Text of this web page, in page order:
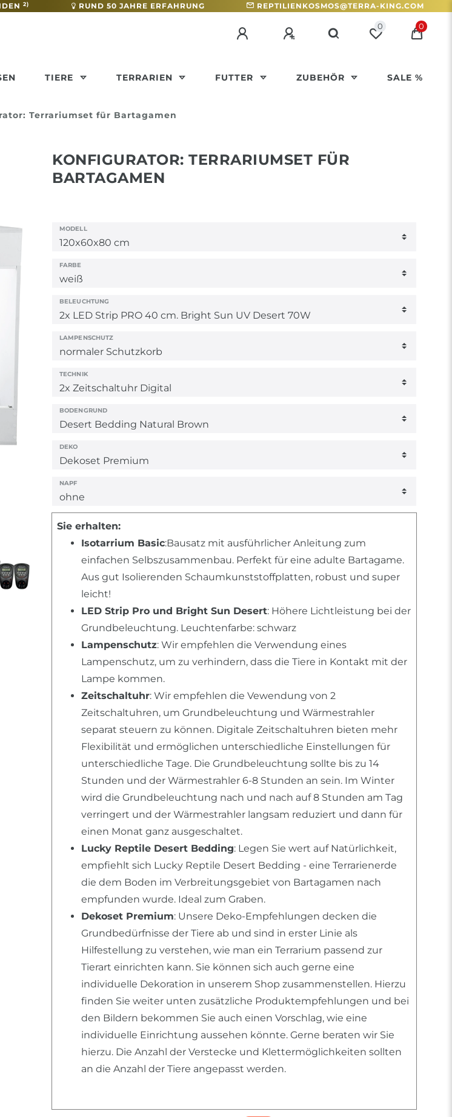
2) RUND 50 JAHRE ERFAHRUNG REPTILIENKOSMOS@TERRA-KING.COM
0 0
TIERE TERRARIEN FUTTER ZUBEHÖR SALE %
Terrariumset für Bartagamen
KONFIGURATOR: TERRARIUMSET FÜR
BARTAGAMEN
MODELL
FARBE
BELEUCHTUNG
LAMPENSCHUTZ
TECHNIK
BODENGRUND
DEKO
NAPF
Sie erhalten:
Isotarrium Basic:Bausatz mit ausführlicher Anleitung zum
einfachen Selbszusammenbau. Perfekt für eine adulte Bartagame.
Aus gut Isolierenden Schaumkunststoffplatten, robust und super
leicht!
LED Strip Pro und Bright Sun Desert: Höhere Lichtleistung bei der
Grundbeleuchtung. Leuchtenfarbe: schwarz
Lampenschutz: Wir empfehlen die Verwendung eines
Lampenschutz, um zu verhindern, dass die Tiere in Kontakt mit der
Lampe kommen.
Zeitschaltuhr: Wir empfehlen die Vewendung von 2
Zeitschaltuhren, um Grundbeleuchtung und Wärmestrahler
separat steuern zu können. Digitale Zeitschaltuhren bieten mehr
Flexibilität und ermöglichen unterschiedliche Einstellungen für
unterschiedliche Tage. Die Grundbeleuchtung sollte bis zu 14
Stunden und der Wärmestrahler 6-8 Stunden an sein. Im Winter
wird die Grundbeleuchtung nach und nach auf 8 Stunden am Tag
verringert und der Wärmestrahler langsam reduziert und dann für
einen Monat ganz ausgeschaltet.
Lucky Reptile Desert Bedding: Legen Sie wert auf Natürlichkeit,
empfiehlt sich Lucky Reptile Desert Bedding - eine Terrarienerde
die dem Boden im Verbreitungsgebiet von Bartagamen nach
empfunden wurde. Ideal zum Graben.
Dekoset Premium: Unsere Deko-Empfehlungen decken die
Grundbedürfnisse der Tiere ab und sind in erster Linie als
Hilfestellung zu verstehen, wie man ein Terrarium passend zur
Tierart einrichten kann. Sie können sich auch gerne eine
individuelle Dekoration in unserem Shop zusammenstellen. Hierzu
finden Sie weiter unten zusätzliche Produktempfehlungen und bei
den Bildern bekommen Sie auch einen Vorschlag, wie eine
individuelle Einrichtung aussehen könnte. Gerne beraten wir Sie
hierzu. Die Anzahl der Verstecke und Klettermöglichkeiten sollten
an die Anzahl der Tiere angepasst werden.